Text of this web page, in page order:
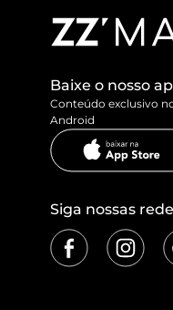
Baixe o nosso
Conteúdo exclusivo
Android
Siga nossas